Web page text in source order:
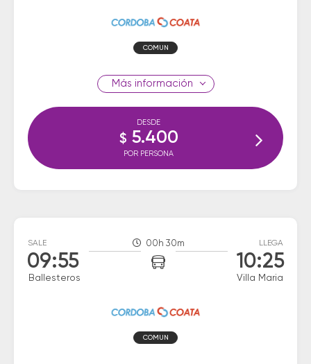
COMUN
información
DESDE
$ 5.400
POR PERSONA
SALE
09:55
Ballesteros
00h 30m LLEGA
10:25
Villa Maria
COMUN